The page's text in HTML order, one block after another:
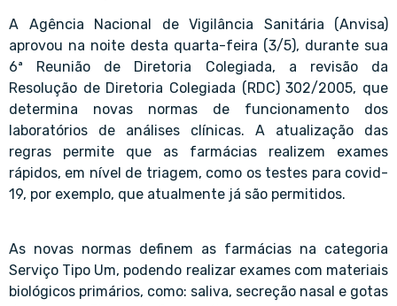
A Agência Nacional de Vigilância Sanitária (Anvisa)
aprovou na noite desta quarta-feira (3/5), durante sua
6ª Reunião de Diretoria Colegiada, a revisão da
Resolução de Diretoria Colegiada (RDC) 302/2005, que
determina novas normas de funcionamento dos
laboratórios de análises clínicas. A atualização das
regras permite que as farmácias realizem exames
rápidos, em nível de triagem, como os testes para covid-
19, por exemplo, que atualmente já são permitidos.
As novas normas definem as farmácias na categoria
Serviço Tipo Um, podendo realizar exames com materiais
biológicos primários, como: saliva, secreção nasal e gotas